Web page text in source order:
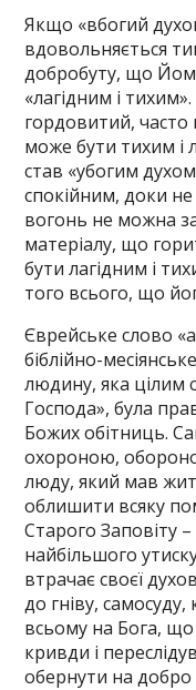
Якщо «вбогий
вдовольняється
добробуту, що
«лагідним і
гордовитий, часто
може бути тихим і
став «убогим
спокійним, доки
вогонь не можна
матеріалу, що
бути лагідним і
того всього, що
Єврейське слово
біблійно-
людину, яка цілим
Господа», була
Божих обітниць.
охороною,
люду, який мав
облишити всяку
Старого Заповіту
найбільшого
втрачає своєї
до гніву,
всьому на Бога, що
кривди і
обернути на